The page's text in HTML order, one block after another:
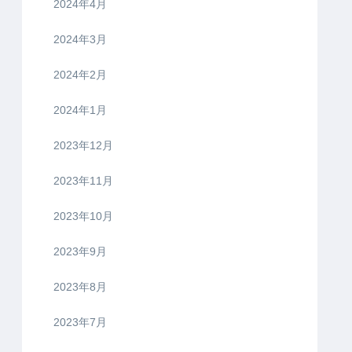
2024年4月
2024年3月
2024年2月
2024年1月
2023年12月
2023年11月
2023年10月
2023年9月
2023年8月
2023年7月